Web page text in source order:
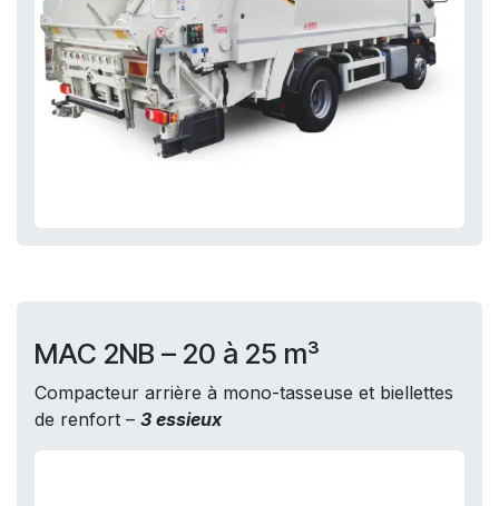
MAC 2NB – 20 à 25 m³
Compacteur arrière à mono-tasseuse et biellettes
de renfort – 3 essieux